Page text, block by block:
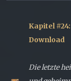
Kapitel
Download
Die letzte